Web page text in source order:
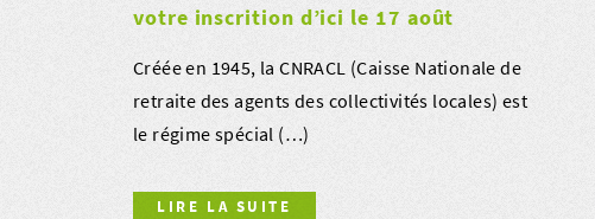
votre inscrition d’ici le 17 août
Créée en 1945, la CNRACL (Caisse Nationale de
retraite des agents des collectivités locales) est
le régime spécial (…)
LIRE LA SUITE